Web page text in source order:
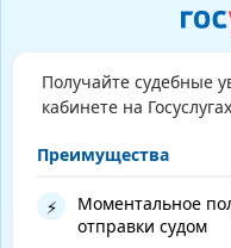
Получайте судебные
кабинете на Госуслугах
Преимущества
⚡
Моментальное
отправки судом